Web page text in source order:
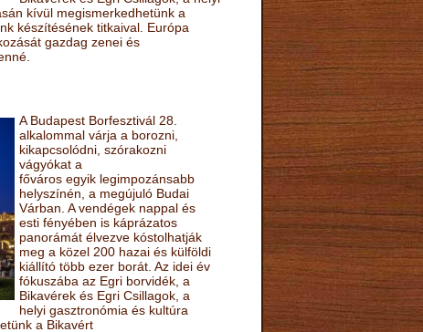
kívül megismerkedhetünk a
készítésének titkaival. Európa
gazdag zenei és
A Budapest Borfesztivál 28.
alkalommal várja a borozni,
kikapcsolódni, szórakozni
vágyókat a
főváros egyik legimpozánsabb
helyszínén, a megújuló Budai
Várban. A vendégek nappal és
esti fényében is káprázatos
panorámát élvezve kóstolhatják
meg a közel 200 hazai és külföldi
kiállító több ezer borát. Az idei év
fókuszába az Egri borvidék, a
Bikavérek és Egri Csillagok, a
helyi gasztronómia és kultúra
a Bikavért